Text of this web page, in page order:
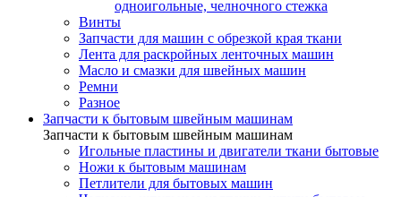
одноигольные, челночного стежка
Винты
Запчасти для машин с обрезкой края ткани
Лента для раскройных ленточных машин
Масло и смазки для швейных машин
Ремни
Разное
Запчасти к бытовым швейным машинам
Запчасти к бытовым швейным машинам
Игольные пластины и двигатели ткани бытовые
Ножи к бытовым машинам
Петлители для бытовых машин